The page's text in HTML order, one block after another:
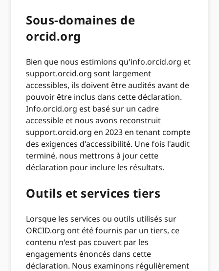
Sous-domaines de
orcid.org
Bien que nous estimions qu'info.orcid.org et
support.orcid.org sont largement
accessibles, ils doivent être audités avant de
pouvoir être inclus dans cette déclaration.
Info.orcid.org est basé sur un cadre
accessible et nous avons reconstruit
support.orcid.org en 2023 en tenant compte
des exigences d'accessibilité. Une fois l'audit
terminé, nous mettrons à jour cette
déclaration pour inclure les résultats.
Outils et services tiers
Lorsque les services ou outils utilisés sur
ORCID.org ont été fournis par un tiers, ce
contenu n'est pas couvert par les
engagements énoncés dans cette
déclaration. Nous examinons régulièrement